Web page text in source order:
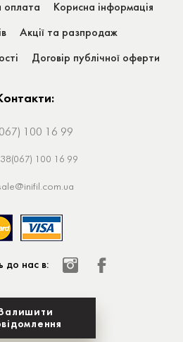
оплата Корисна інформація
Акції та разпродаж
Договір публічної оферти
100 16 99
100 16 99
до нас в: